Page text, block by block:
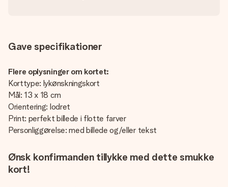
Gave specifikationer
Flere oplysninger om kortet:
Korttype: lykønskningskort
Mål: 13 x 18 cm
Orientering: lodret
Print: perfekt billede i flotte farver
Personliggørelse: med billede og/eller tekst
Ønsk konfirmanden tillykke med dette smukke
kort!